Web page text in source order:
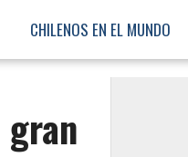
CHILENOS EN EL MUNDO